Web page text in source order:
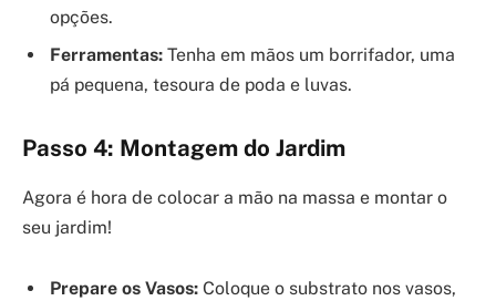
opções.
Ferramentas: Tenha em mãos um borrifador, uma
pá pequena, tesoura de poda e luvas.
Passo 4: Montagem do Jardim
Agora é hora de colocar a mão na massa e montar o
seu jardim!
Prepare os Vasos: Coloque o substrato nos vasos,